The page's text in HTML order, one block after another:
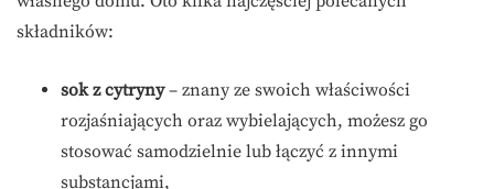
składników:
sok z cytryny– znany ze swoich właściwości
rozjaśniających oraz wybielających, możesz go
stosować samodzielnie lub łączyć z innymi
substancjami,